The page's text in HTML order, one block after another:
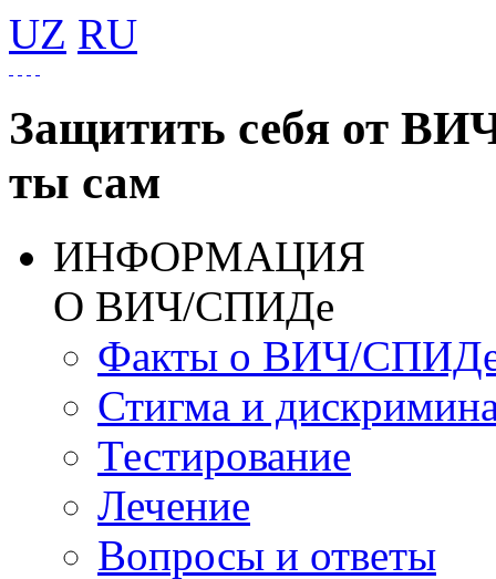
UZ RU
Защитить себя от
ты сам
ИНФОРМАЦИЯ
О ВИЧ/СПИДе
Факты о ВИЧ/
Стигма и
Тестирование
Лечение
Вопросы и ответы